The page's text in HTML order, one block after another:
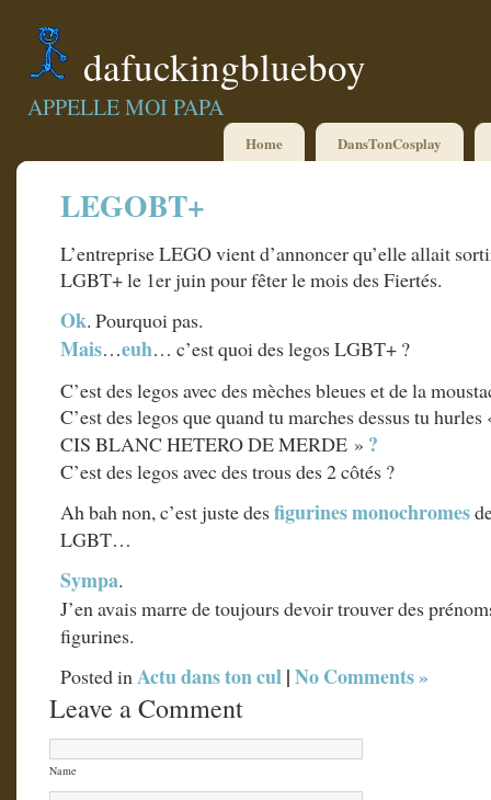
dafuckingblueboy
APPELLE MOI PAPA
Home DansTonCosplay
LEGOBT+
L’entreprise LEGO vient d’annoncer qu’elle allait
LGBT+ le 1er juin pour fêter le mois des Fiertés.
Ok. Pourquoi pas.
Mais…euh… c’est quoi des legos LGBT+ ?
C’est des legos avec des mèches bleues et de la
C’est des legos que quand tu marches dessus tu
CIS BLANC HETERO DE MERDE » ?
C’est des legos avec des trous des 2 côtés ?
Ah bah non, c’est juste desfigurines monochromes
LGBT…
Sympa.
J’en avais marre de toujours devoir trouver des
figurines.
Posted inActu dans ton cul|No Comments »
Leave a Comment
Name